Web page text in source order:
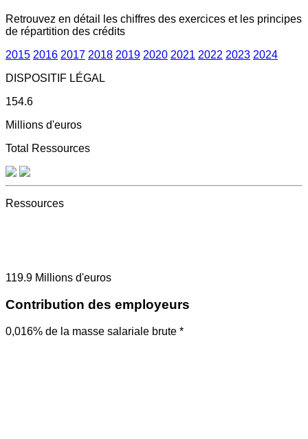
Retrouvez en détail les chiffres des exercices et les principes
de répartition des crédits
2015 2016 2017 2018 2019 2020 2021 2022 2023 2024
DISPOSITIF LÉGAL
154.6
Millions d'euros
Total Ressources
Ressources
119.9 Millions d'euros
Contribution des employeurs
0,016% de la masse salariale brute *